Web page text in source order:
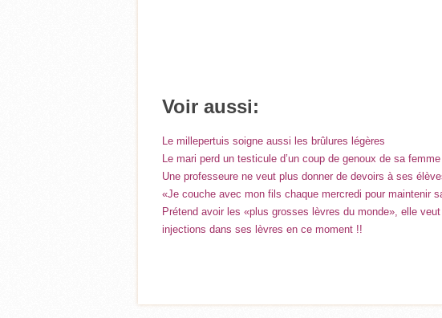
Voir aussi:
Le millepertuis soigne aussi les brûlures légères
Le mari perd un testicule d’un coup de genoux de sa
Une professeure ne veut plus donner de devoirs à ses
«Je couche avec mon fils chaque mercredi pour maintenir
Prétend avoir les «plus grosses lèvres du monde», elle
injections dans ses lèvres en ce moment !!